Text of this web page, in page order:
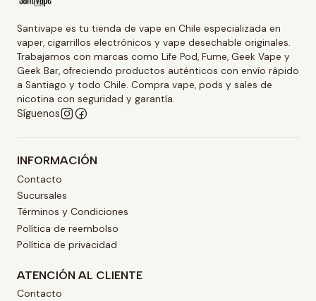
Santivape es tu tienda de vape en Chile especializada en
vaper, cigarrillos electrónicos y vape desechable originales.
Trabajamos con marcas como Life Pod, Fume, Geek Vape y
Geek Bar, ofreciendo productos auténticos con envío rápido
a Santiago y todo Chile. Compra vape, pods y sales de
nicotina con seguridad y garantía.
Síguenos
INFORMACIÓN
Contacto
Sucursales
Términos y Condiciones
Política de reembolso
Política de privacidad
ATENCIÓN AL CLIENTE
Contacto